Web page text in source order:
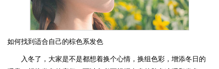
如何找到适合自己的棕色系发色
入冬了，大家是不是都想着换个心情，换组色彩，增添冬日的